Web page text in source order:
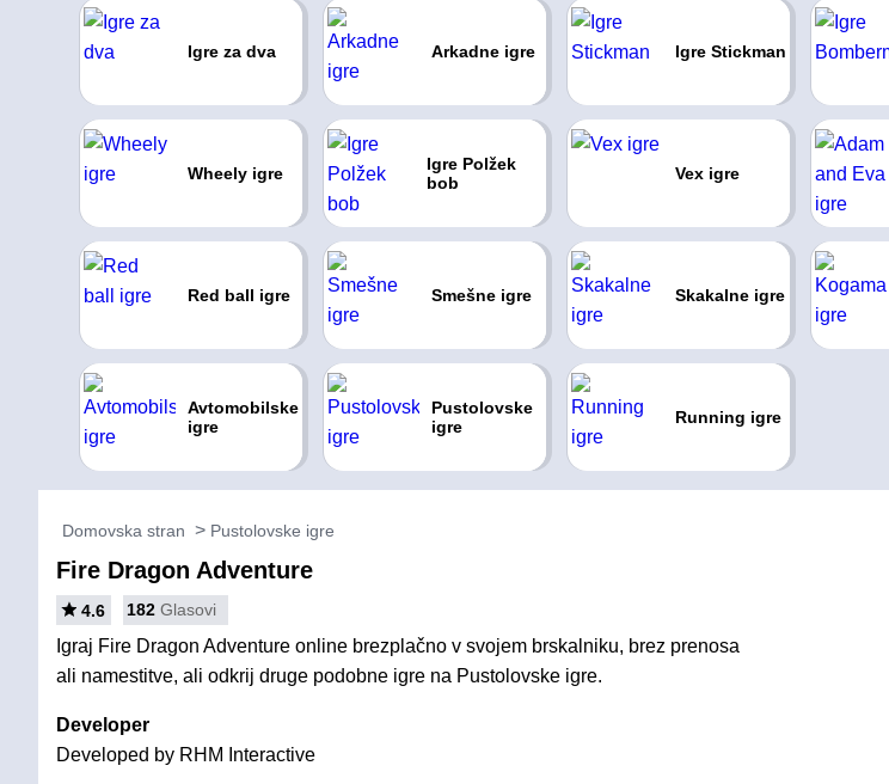
Igre za dva Arkadne igre Igre Stickman
Wheely igre
Igre Polžek
bob
Vex igre
Red ball igre Smešne igre Skakalne igre
Avtomobilske
igre
Pustolovske
igre
Running igre
Domovska stran Pustolovske igre
Fire Dragon Adventure
4.6 182 Glasovi
Igraj Fire Dragon Adventure online brezplačno v svojem brskalniku, brez prenosa
ali namestitve, ali odkrij druge podobne igre na Pustolovske igre.
Developer
Developed by RHM Interactive